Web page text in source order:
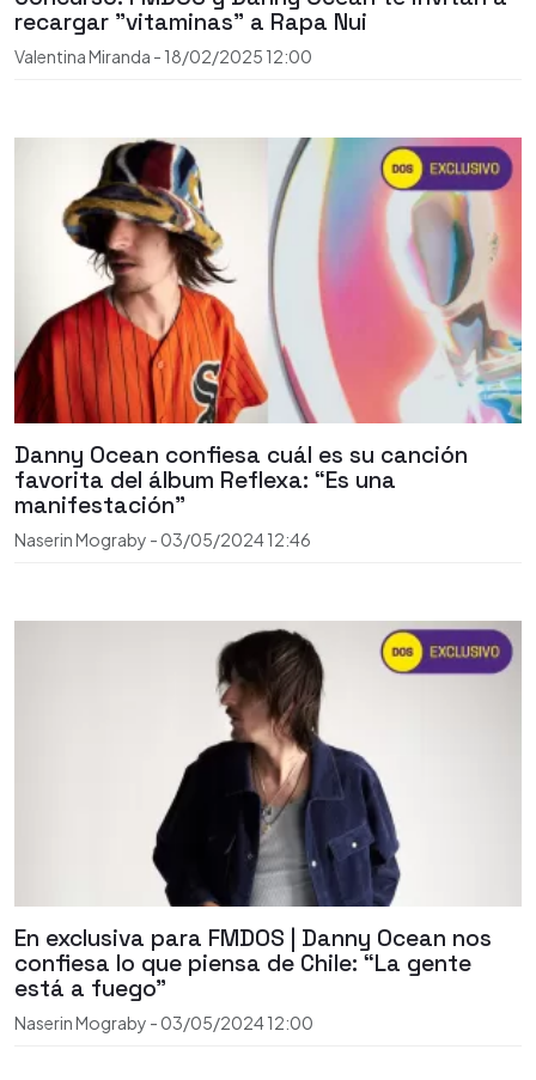
recargar "vitaminas" a Rapa Nui
Valentina Miranda - 18/02/2025 12:00
Danny Ocean confiesa cuál es su canción
favorita del álbum Reflexa: “Es una
manifestación”
Naserin Mograby - 03/05/202412:46
En exclusiva para FMDOS | Danny Ocean nos
confiesa lo que piensa de Chile: “La gente
está a fuego”
Naserin Mograby - 03/05/202412:00